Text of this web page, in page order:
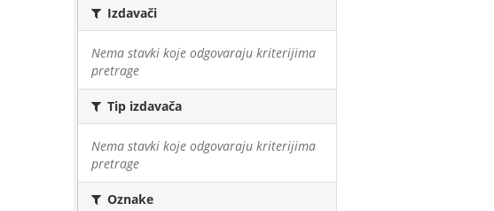
Izdavači
Nema stavki koje odgovaraju kriterijima
pretrage
Tip izdavača
Nema stavki koje odgovaraju kriterijima
pretrage
Oznake